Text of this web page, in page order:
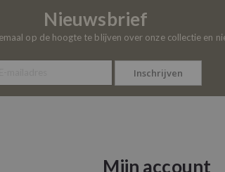
Nieuwsbrief
op de hoogte te blijven over onze collectie en
Inschrijven
Mijn account